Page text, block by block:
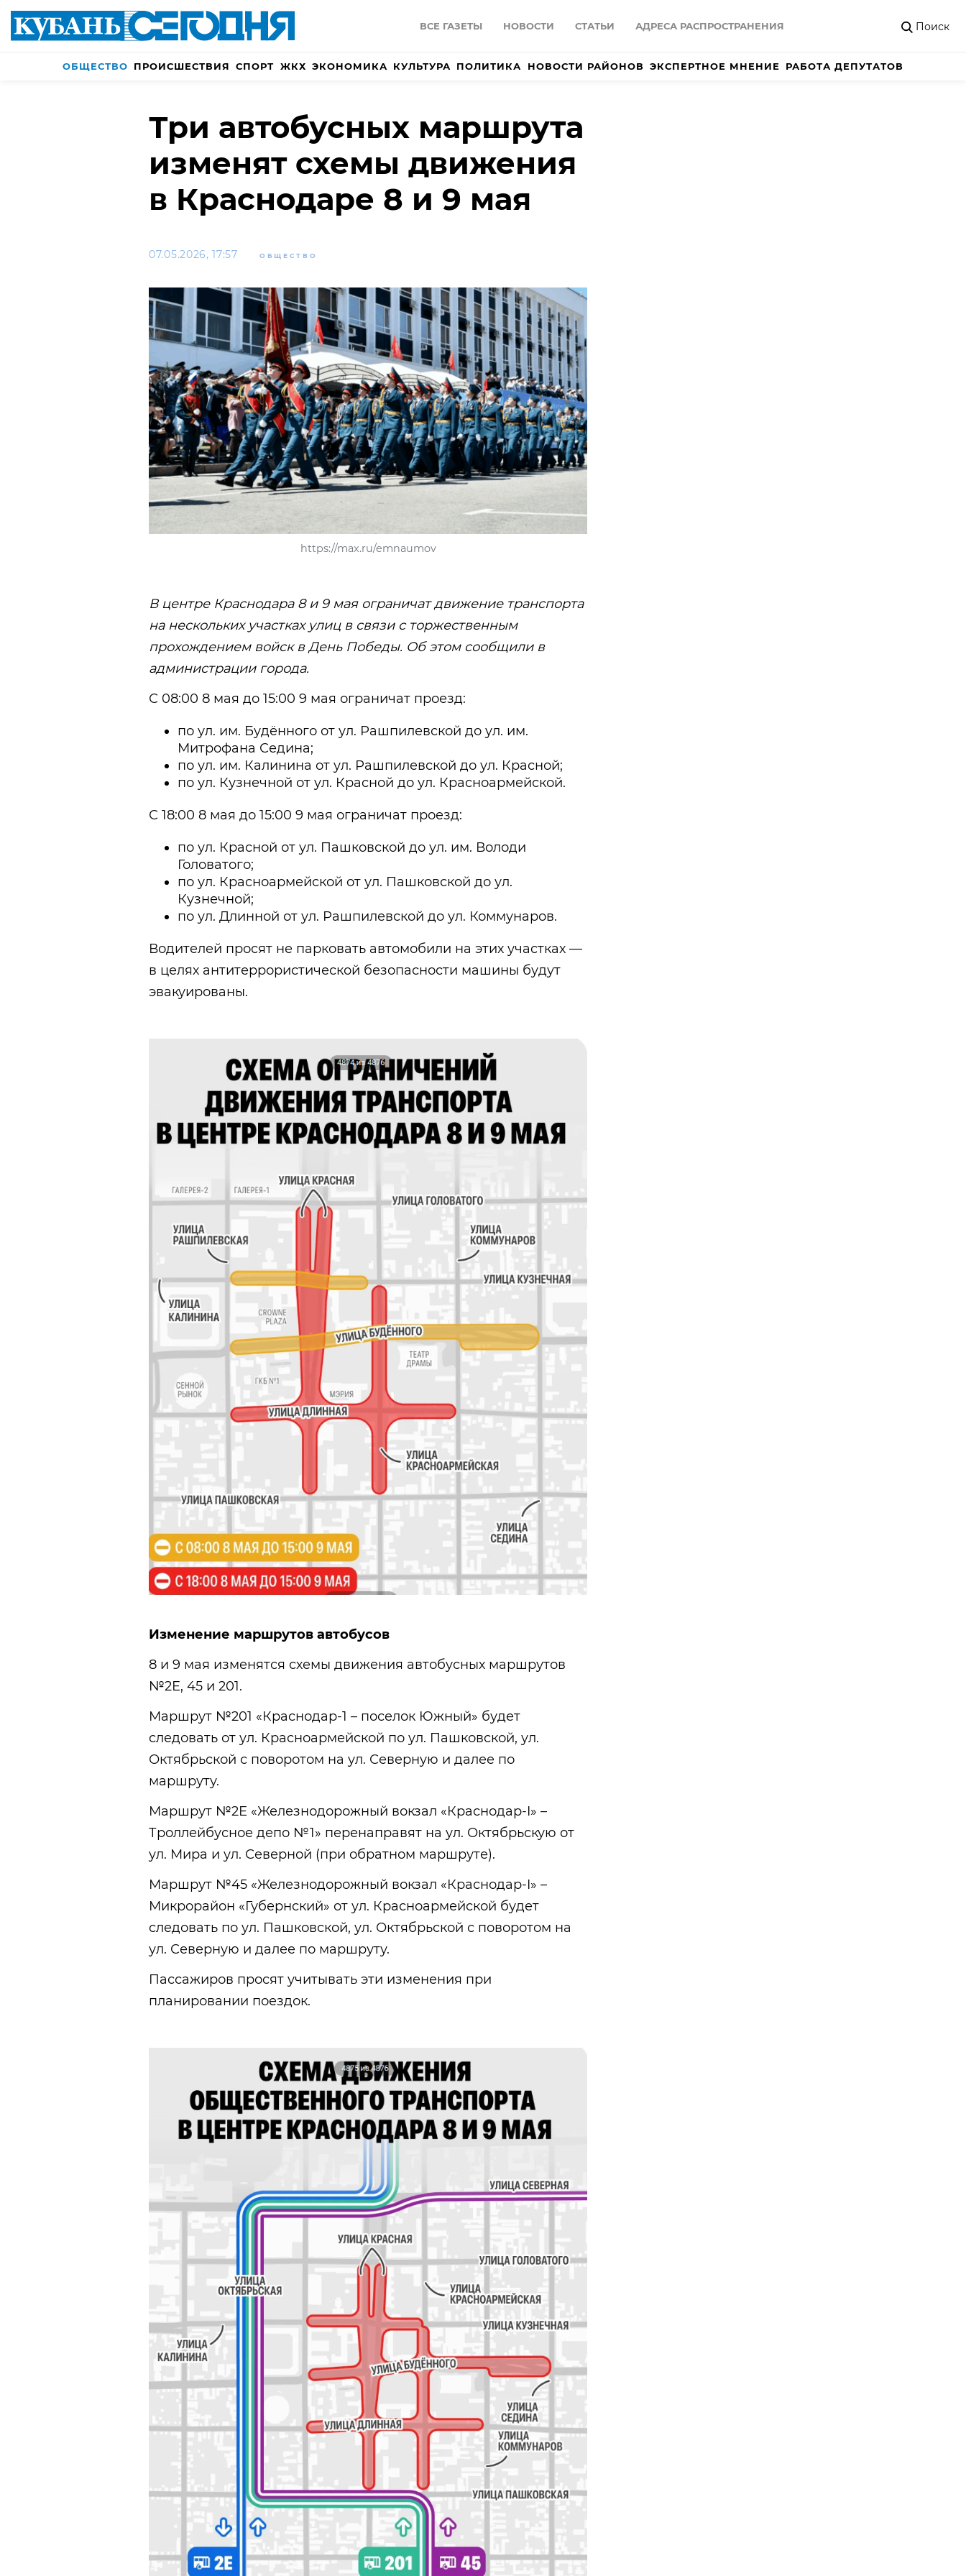
ВСЕ ГАЗЕТЫ НОВОСТИ СТАТЬИ АДРЕСА РАСПРОСТРАНЕНИЯ Поиск
ОБЩЕСТВО ПРОИСШЕСТВИЯ СПОРТ ЖКХ ЭКОНОМИКА КУЛЬТУРА ПОЛИТИКА НОВОСТИ РАЙОНОВ ЭКСПЕРТНОЕ МНЕНИЕ РАБОТА ДЕПУТАТОВ
Три автобусных маршрута
изменят схемы движения
в Краснодаре 8 и 9 мая
07.05.2026, 17:57 ОБЩЕСТВО
https://max.ru/emnaumov
В центре Краснодара 8 и 9 мая ограничат движение транспорта
на нескольких участках улиц в связи с торжественным
прохождением войск в День Победы. Об этом сообщили в
администрации города.
С 08:00 8 мая до 15:00 9 мая ограничат проезд:
по ул. им. Будённого от ул. Рашпилевской до ул. им.
Митрофана Седина;
по ул. им. Калинина от ул. Рашпилевской до ул. Красной;
по ул. Кузнечной от ул. Красной до ул. Красноармейской.
С 18:00 8 мая до 15:00 9 мая ограничат проезд:
по ул. Красной от ул. Пашковской до ул. им. Володи
Головатого;
по ул. Красноармейской от ул. Пашковской до ул.
Кузнечной;
по ул. Длинной от ул. Рашпилевской до ул. Коммунаров.
Водителей просят не парковать автомобили на этих участках —
в целях антитеррористической безопасности машины будут
эвакуированы.
Изменение маршрутов автобусов
8 и 9 мая изменятся схемы движения автобусных маршрутов
№2Е, 45 и 201.
Маршрут №201 «Краснодар-1 – поселок Южный» будет
следовать от ул. Красноармейской по ул. Пашковской, ул.
Октябрьской с поворотом на ул. Северную и далее по
маршруту.
Маршрут №2Е «Железнодорожный вокзал «Краснодар-I» –
Троллейбусное депо №1» перенаправят на ул. Октябрьскую от
ул. Мира и ул. Северной (при обратном маршруте).
Маршрут №45 «Железнодорожный вокзал «Краснодар-I» –
Микрорайон «Губернский» от ул. Красноармейской будет
следовать по ул. Пашковской, ул. Октябрьской с поворотом на
ул. Северную и далее по маршруту.
Пассажиров просят учитывать эти изменения при
планировании поездок.